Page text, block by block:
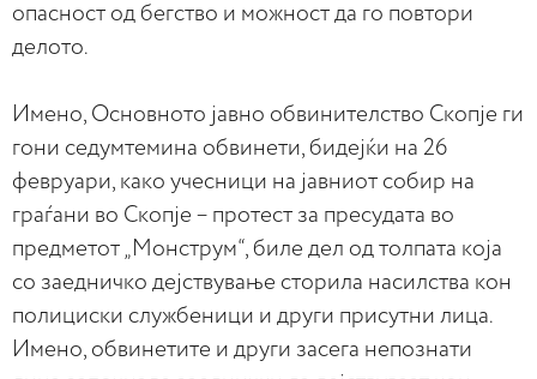
опасност од бегство и можност да го повтори
делото.
Имено, Основното јавно обвинителство Скопје ги
гони седумтемина обвинети, бидејќи на 26
февруари, како учесници на јавниот собир на
граѓани во Скопје – протест за пресудата во
предметот „Монструм“, биле дел од толпата која
со заедничко дејствување сторила насилства кон
полициски службеници и други присутни лица.
Имено, обвинетите и други засега непознати